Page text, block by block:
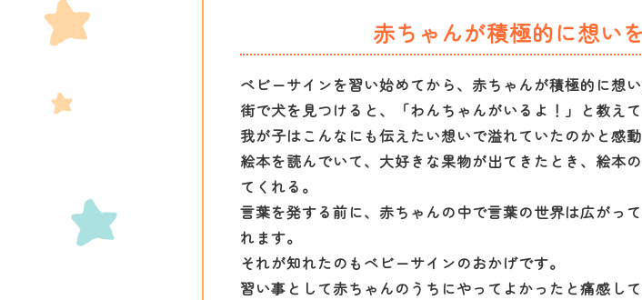
赤ちゃんが積極的に想い
ベビーサインを習い始めてから、赤ちゃんが積極的に想
街で犬を見つけると、「わんちゃんがいるよ！」と教え
我が子はこんなにも伝えたい想いで溢れていたのかと感
絵本を読んでいて、大好きな果物が出てきたとき、絵本
てくれる。
言葉を発する前に、赤ちゃんの中で言葉の世界は広がっ
れます。
それが知れたのもベビーサインのおかげです。
習い事として赤ちゃんのうちにやってよかったと痛感して